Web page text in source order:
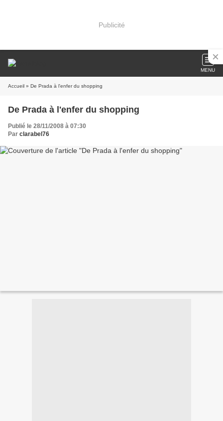
Publicité
MENU
Accueil » De Prada à l'enfer du shopping
De Prada à l'enfer du shopping
Publié le 28/11/2008 à 07:30
Par clarabel76